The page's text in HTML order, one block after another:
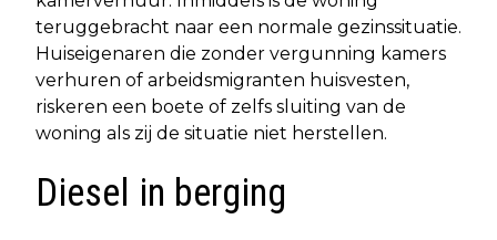
teruggebracht naar een normale gezinssituatie.
Huiseigenaren die zonder vergunning kamers
verhuren of arbeidsmigranten huisvesten,
riskeren een boete of zelfs sluiting van de
woning als zij de situatie niet herstellen.
Diesel in berging